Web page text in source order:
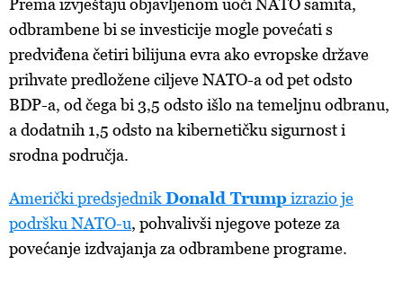
Prema izvještaju objavljenom uoči NATO samita,
odbrambene bi se investicije mogle povećati s
predviđena četiri bilijuna evra ako evropske države
prihvate predložene ciljeve NATO-a od pet odsto
BDP-a, od čega bi 3,5 odsto išlo na temeljnu odbranu,
a dodatnih 1,5 odsto na kibernetičku sigurnost i
srodna područja.
Američki predsjednikDonald Trumpizrazio je
podršku NATO-u, pohvalivši njegove poteze za
povećanje izdvajanja za odbrambene programe.